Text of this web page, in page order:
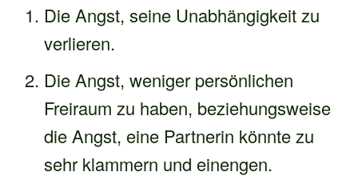
Die Angst, seine Unabhängigkeit zu
verlieren.
Die Angst, weniger persönlichen
Freiraum zu haben, beziehungsweise
die Angst, eine Partnerin könnte zu
sehr klammern und einengen.